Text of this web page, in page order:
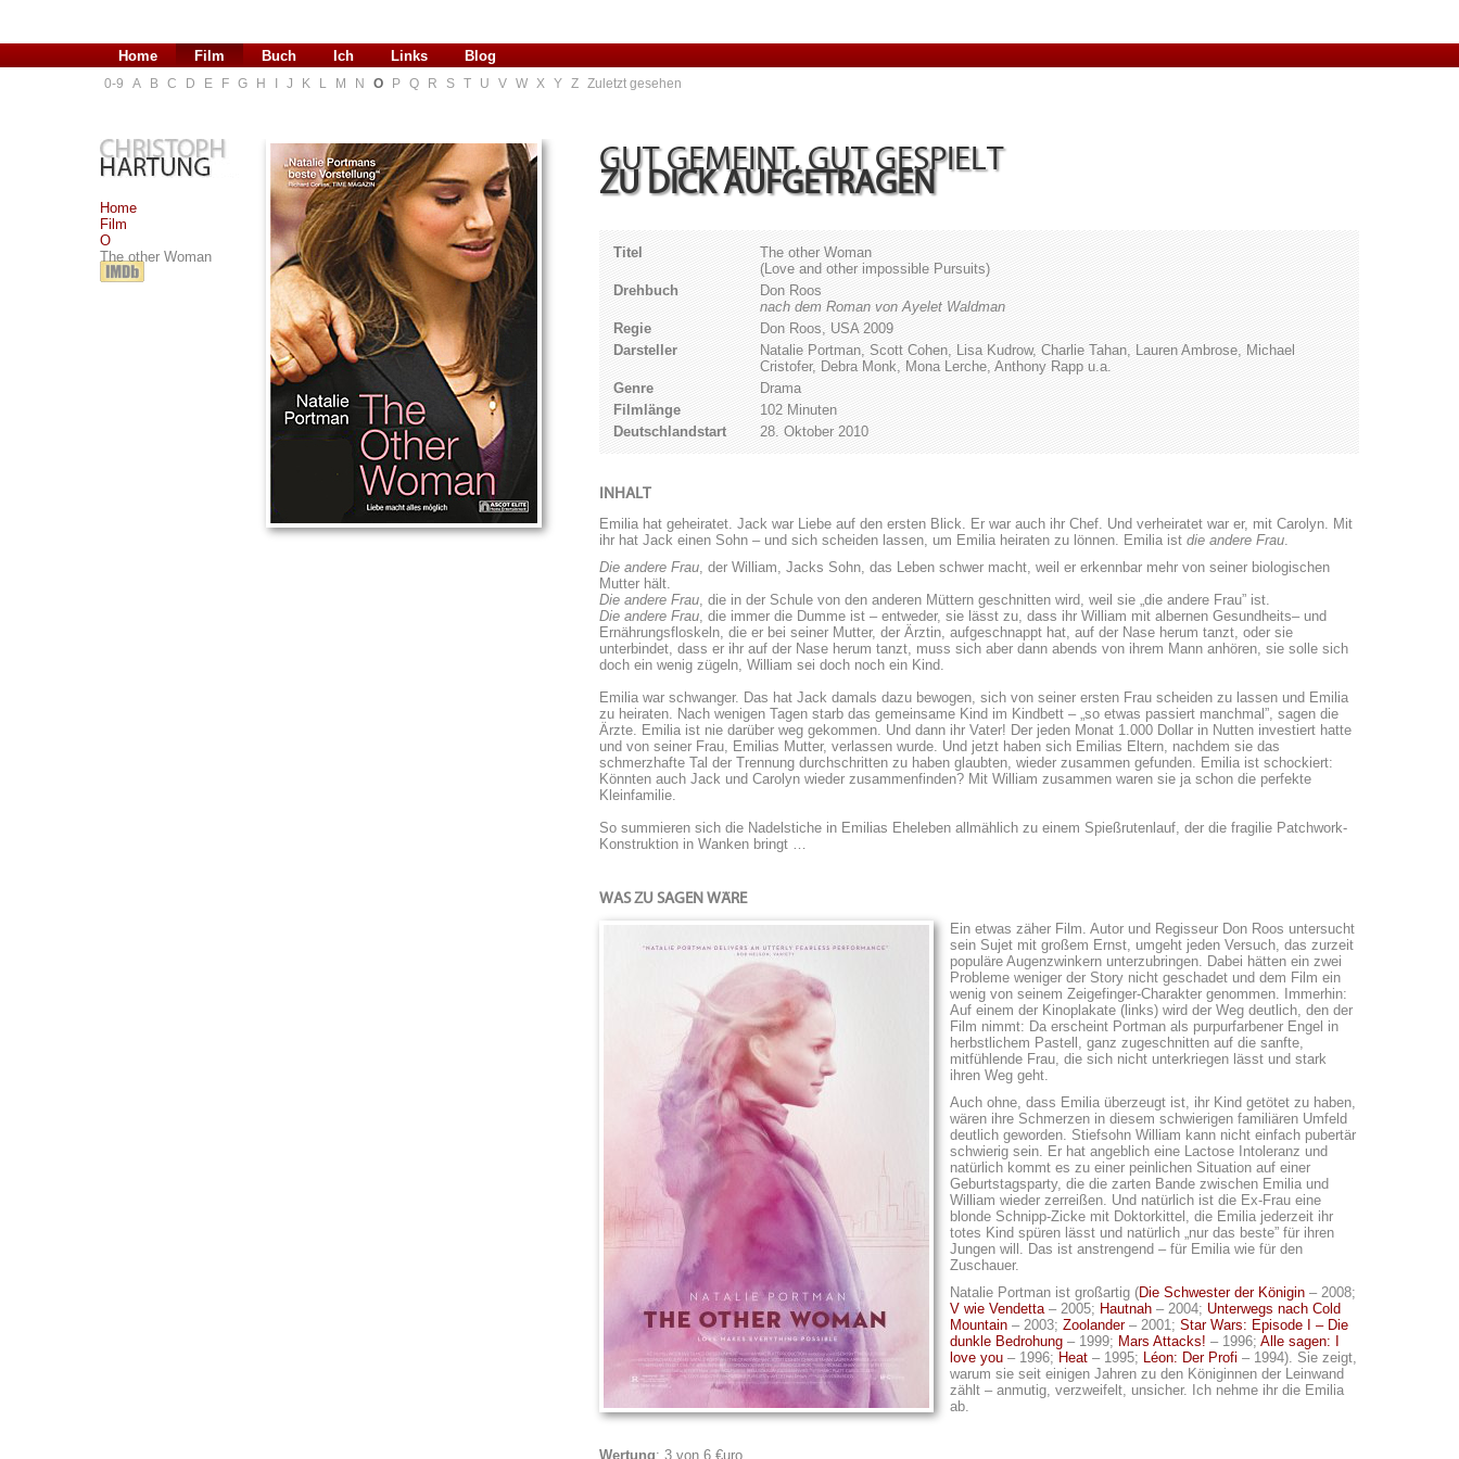
Home Film Buch Ich Links Blog
0-9 A B C D E F G H J K L M N O P Q R S T U V W X Y Z Zuletzt gesehen
Home
Film
O
The other Woman
GUT GEMEINT, GUT GESPIELT
ZU DICK AUFGETRAGEN
Titel
The other Woman
(Love and other impossible Pursuits)
Drehbuch
Don Roos
nach dem Roman von Ayelet Waldman
Regie
Don Roos, USA 2009
Darsteller
Natalie Portman, Scott Cohen, Lisa Kudrow, Charlie Tahan, Lauren Ambrose, Michael
Cristofer, Debra Monk, Mona Lerche, Anthony Rapp u.a.
Genre
Drama
Filmlänge
102 Minuten
Deutschlandstart
28. Oktober 2010
INHALT
Emilia hat geheiratet. Jack war Liebe auf den ersten Blick. Er war auch ihr Chef. Und verheiratet war er, mit Carolyn. Mit
ihr hat Jack einen Sohn – und sich scheiden lassen, um Emilia heiraten zu lönnen. Emilia ist die andere Frau.
Die andere Frau, der William, Jacks Sohn, das Leben schwer macht, weil er erkennbar mehr von seiner biologischen
Mutter hält.
Die andere Frau, die in der Schule von den anderen Müttern geschnitten wird, weil sie „die andere Frau” ist.
Die andere Frau, die immer die Dumme ist – entweder, sie lässt zu, dass ihr William mit albernen Gesundheits– und
Ernährungsfloskeln, die er bei seiner Mutter, der Ärztin, aufgeschnappt hat, auf der Nase herum tanzt, oder sie
unterbindet, dass er ihr auf der Nase herum tanzt, muss sich aber dann abends von ihrem Mann anhören, sie solle sich
doch ein wenig zügeln, William sei doch noch ein Kind.
Emilia war schwanger. Das hat Jack damals dazu bewogen, sich von seiner ersten Frau scheiden zu lassen und Emilia
zu heiraten. Nach wenigen Tagen starb das gemeinsame Kind im Kindbett – „so etwas passiert manchmal”, sagen die
Ärzte. Emilia ist nie darüber weg gekommen. Und dann ihr Vater! Der jeden Monat 1.000 Dollar in Nutten investiert hatte
und von seiner Frau, Emilias Mutter, verlassen wurde. Und jetzt haben sich Emilias Eltern, nachdem sie das
schmerzhafte Tal der Trennung durchschritten zu haben glaubten, wieder zusammen gefunden. Emilia ist schockiert:
Könnten auch Jack und Carolyn wieder zusammenfinden? Mit William zusammen waren sie ja schon die perfekte
Kleinfamilie.
So summieren sich die Nadelstiche in Emilias Eheleben allmählich zu einem Spießrutenlauf, der die fragilie Patchwork-
Konstruktion in Wanken bringt …
WAS ZU SAGEN WÄRE
Ein etwas zäher Film. Autor und Regisseur Don Roos untersucht
sein Sujet mit großem Ernst, umgeht jeden Versuch, das zurzeit
populäre Augenzwinkern unterzubringen. Dabei hätten ein zwei
Probleme weniger der Story nicht geschadet und dem Film ein
wenig von seinem Zeigefinger-Charakter genommen. Immerhin:
Auf einem der Kinoplakate (links) wird der Weg deutlich, den der
Film nimmt: Da erscheint Portman als purpurfarbener Engel in
herbstlichem Pastell, ganz zugeschnitten auf die sanfte,
mitfühlende Frau, die sich nicht unterkriegen lässt und stark
ihren Weg geht.
Auch ohne, dass Emilia überzeugt ist, ihr Kind getötet zu haben,
wären ihre Schmerzen in diesem schwierigen familiären Umfeld
deutlich geworden. Stiefsohn William kann nicht einfach pubertär
schwierig sein. Er hat angeblich eine Lactose Intoleranz und
natürlich kommt es zu einer peinlichen Situation auf einer
Geburtstagsparty, die die zarten Bande zwischen Emilia und
William wieder zerreißen. Und natürlich ist die Ex-Frau eine
blonde Schnipp-Zicke mit Doktorkittel, die Emilia jederzeit ihr
totes Kind spüren lässt und natürlich „nur das beste” für ihren
Jungen will. Das ist anstrengend – für Emilia wie für den
Zuschauer.
Natalie Portman ist großartig (Die Schwester der Königin – 2008;
V wie Vendetta– 2005; Hautnah – 2004; Unterwegs nach Cold
Mountain – 2003; Zoolander– 2001; Star Wars: Episode I – Die
dunkle Bedrohung – 1999; Mars Attacks! – 1996; Alle sagen: I
love you – 1996; Heat – 1995; Léon: Der Profi – 1994). Sie zeigt,
warum sie seit einigen Jahren zu den Königinnen der Leinwand
zählt – anmutig, verzweifelt, unsicher. Ich nehme ihr die Emilia
ab.
Wertung: 3 von 6 €uro